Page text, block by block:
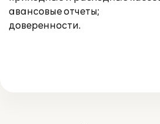
авансовые отчеты;
доверенности.